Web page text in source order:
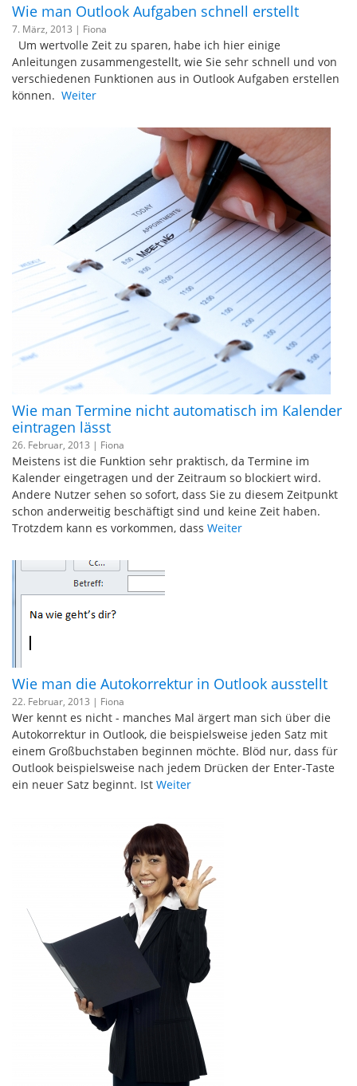
Wie man Outlook Aufgaben schnell erstellt
7. März, 2013 | Fiona
Um wertvolle Zeit zu sparen, habe ich hier einige
Anleitungen zusammengestellt, wie Sie sehr schnell und von
verschiedenen Funktionen aus in Outlook Aufgaben erstellen
können. Weiter
Wie man Termine nicht automatisch im Kalender
eintragen lässt
26. Februar, 2013 | Fiona
Meistens ist die Funktion sehr praktisch, da Termine im
Kalender eingetragen und der Zeitraum so blockiert wird.
Andere Nutzer sehen so sofort, dass Sie zu diesem Zeitpunkt
schon anderweitig beschäftigt sind und keine Zeit haben.
Trotzdem kann es vorkommen, dass Weiter
Wie man die Autokorrektur in Outlook ausstellt
22. Februar, 2013 | Fiona
Wer kennt es nicht - manches Mal ärgert man sich über die
Autokorrektur in Outlook, die beispielsweise jeden Satz mit
einem Großbuchstaben beginnen möchte. Blöd nur, dass für
Outlook beispielsweise nach jedem Drücken der Enter-Taste
ein neuer Satz beginnt. Ist Weiter